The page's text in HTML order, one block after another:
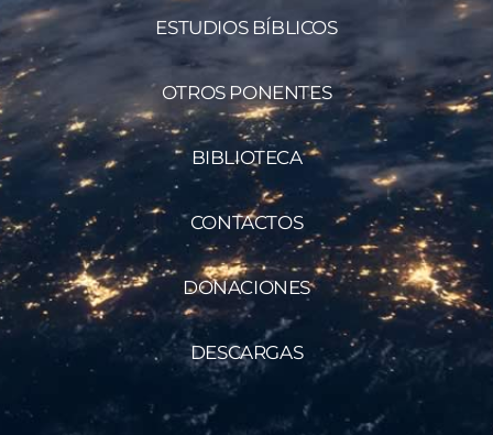
ESTUDIOS BÍBLICOS
OTROS PONENTES
BIBLIOTECA
CONTACTOS
DONACIONES
DESCARGAS